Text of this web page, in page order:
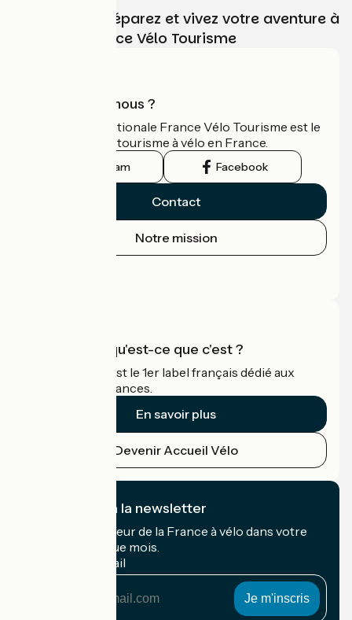
Choisissez, préparez et vivez votre aventure à
vélo avec France Vélo Tourisme
Qui sommes-nous ?
L'association nationale France Vélo Tourisme est le
guide officiel du tourisme à vélo en France.
Instagram Facebook
Contact
Notre mission
Accueil Vélo qu'est-ce que c'est ?
Accueil Vélo c'est le 1er label français dédié aux
cyclistes en vacances.
En savoir plus
Devenir Accueil Vélo
Je m'abonne à la newsletter
Recevez le meilleur de la France à vélo dans votre
boîte mail chaque mois.
Mon adresse mail